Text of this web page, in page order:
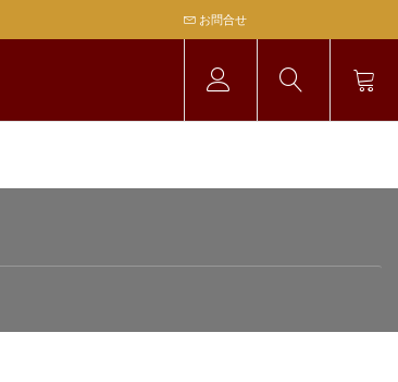
お問合せ